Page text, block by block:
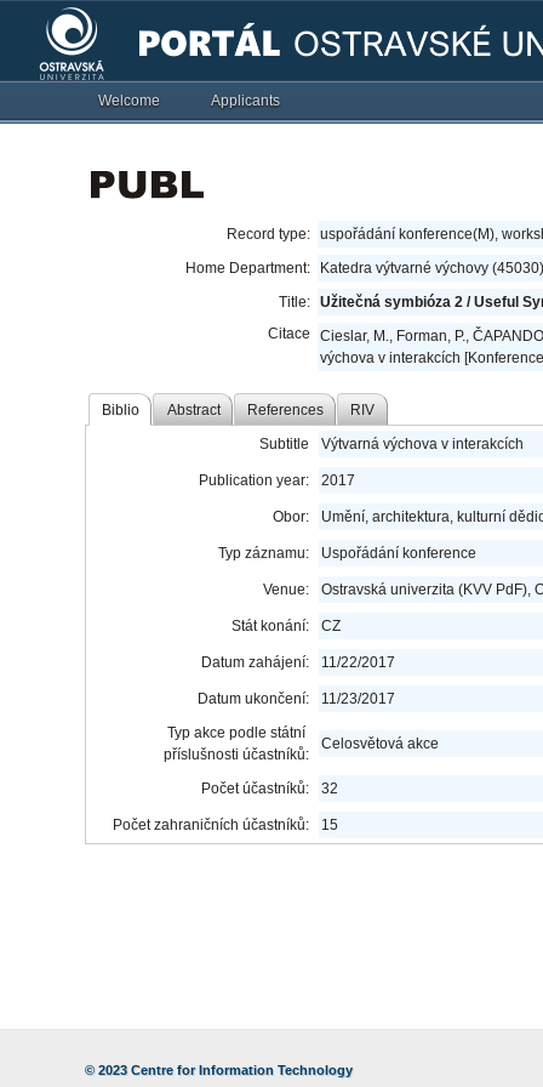
Welcome Applicants
Record type: uspořádání konference(M),
Home Department:
Katedra výtvarné výchovy (45030)
Title: Užitečná symbióza 2 / Useful
Citace
Cieslar, M., Forman, P.,
výchova v interakcích
Biblio Abstract References RIV
Subtitle Výtvarná výchova v interakcích
Publication year: 2017
Obor: Umění, architektura, kulturní
Typ záznamu: Uspořádání konference
Venue: Ostravská univerzita (KVV PdF),
Stát konání: CZ
Datum zahájení: 11/22/2017
Datum ukončení:
11/23/2017
Typ akce podle státní
příslušnosti účastníků:
Celosvětová akce
Počet účastníků: 32
Počet zahraničních účastníků: 15
© 2023 Centre for Information Technology